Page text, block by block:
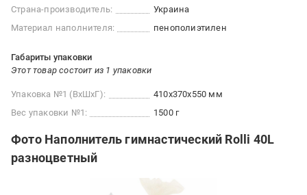
Страна-производитель:
Украина
Материал наполнителя:
пенополиэтилен
Габариты упаковки
Этот товар состоит из 1 упаковки
Упаковка №1 (ВхШхГ):
410x370x550 мм
Вес упаковки №1:
1500 г
Фото Наполнитель гимнастический Rolli 40L
разноцветный